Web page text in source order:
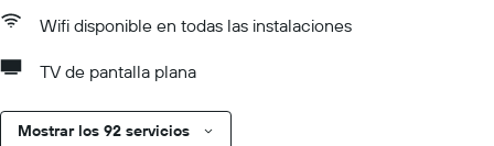
Wifi disponible en todas las instalaciones
TV de pantalla plana
Mostrar los 92 servicios